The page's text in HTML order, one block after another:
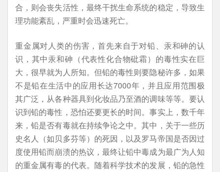
合，则会丧失活性，最终干扰生命系统的稳定，导致生
理功能紊乱，严重时会迅速死亡。
重金属对人类的伤害，首先来自于对铅、汞和砷的认
识，其中汞和砷（代表性化合物砒霜）的毒性实在巨
大，很早就为人所知。但铅的毒性则要隐秘许多，如果
不是铅在生活中的应用长达7000年，并且应用范围极
其广泛，从各种器具到化妆品乃至酒的调味等等。要认
识到铅的毒性，恐怕还要更长的时间。事实上，数千年
来，铅是否有毒就在持续争论之中。其中，关于一些历
史名人（如贝多芬等）的死因，以及罗马帝国是否因过
度使用铅而崩溃的热议，最终让铅中毒成为最广为人知
的重金属有毒的代表。随着科学技术的发展，铅的急性